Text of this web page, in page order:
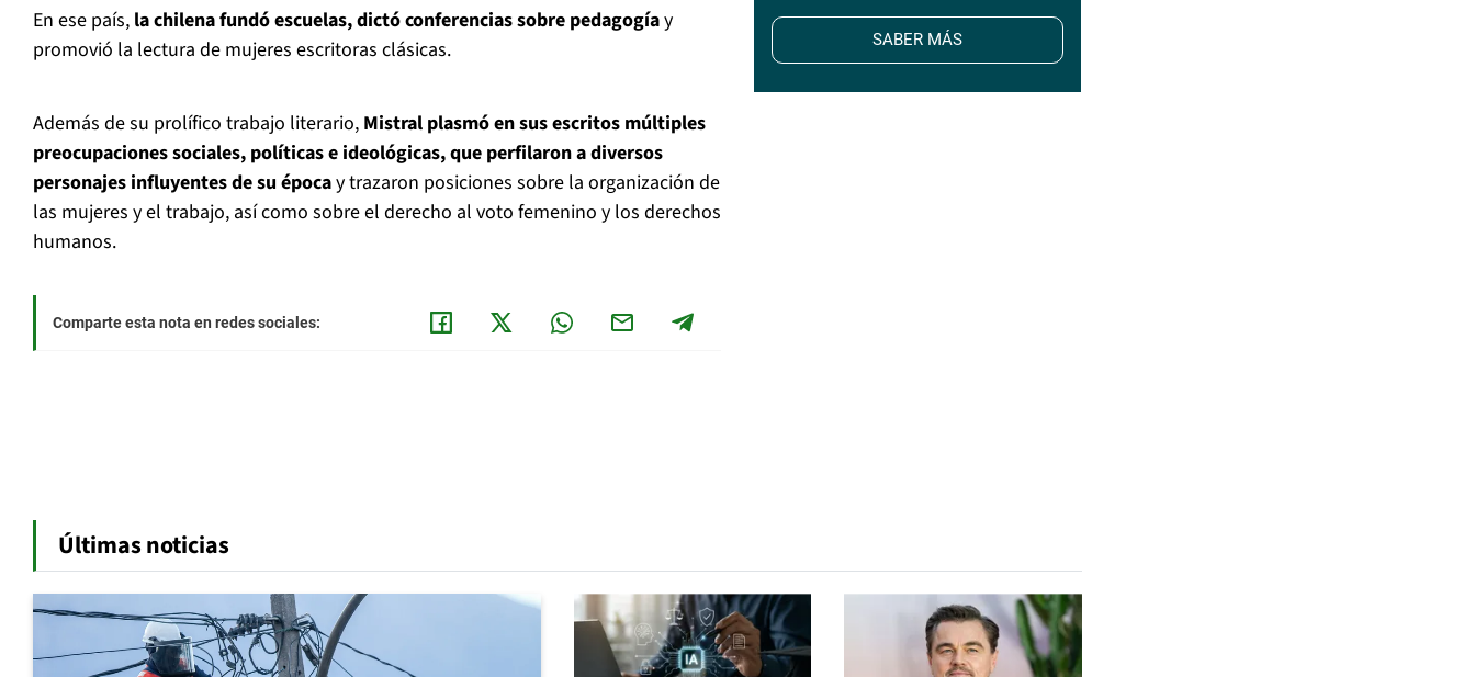
En ese país, la chilena fundó escuelas, dictó conferencias sobre pedagogíay
promovió la lectura de mujeres escritoras clásicas.
Además de su prolífico trabajo literario, Mistral plasmó en sus escritos múltiples
preocupaciones sociales, políticas e ideológicas, que perfilaron a diversos
personajes influyentes de su épocay trazaron posiciones sobre la organización de
las mujeres y el trabajo, así como sobre el derecho al voto femenino y los derechos
humanos.
Comparte esta nota en redes sociales:
SABER MÁS
Últimas noticias